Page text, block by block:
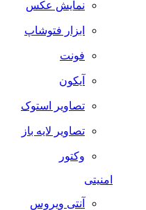
نمایش عکس
ابزار فتوشاپ
فونت
آیکون
تصاویر استوک
تصاویر لایه باز
وکتور
امنیتی
آنتی ویروس